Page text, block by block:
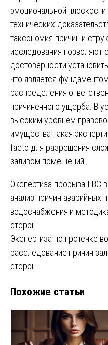
эмоциональной
технических
таксономия причин и
исследования позволяют
достоверности
что является
распределения
причиненного ущерба. В
высоким уровнем
имущества такая
facto для разрешения
заливом помещений.
Навигация
по
записям
Экспертиза прорыва ГВС
анализ причин аварийных
водоснабжения и
сторон
Экспертиза по протечке
расследование причин
сторон
Похожие статьи